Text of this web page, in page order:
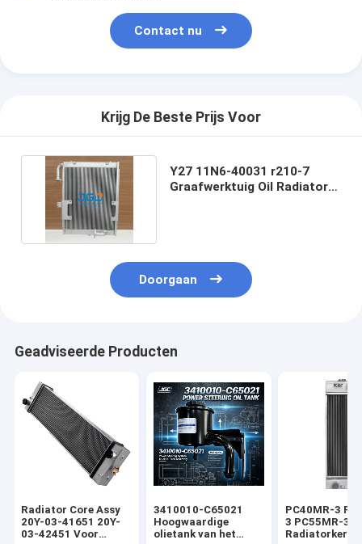
Contact nu
Krijg De Beste Prijs Voor
Y27 11N6-40031 r210-7
Graafwerktuig Oil Radiator
Doorgaan
Geadviseerde Producten
Radiator Core Assy
20Y-03-41651 20Y-
03-42451 Voor
3410010-C65021
Hoogwaardige
olietank van het
PC40MR-3
3 PC55MR-3
Radiatorkern